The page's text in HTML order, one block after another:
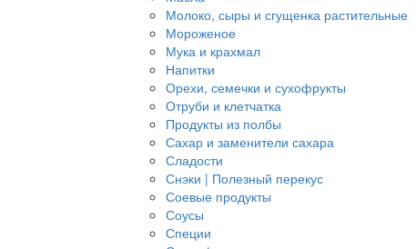
Молоко, сыры и сгущенка растительные
Мороженое
Мука и крахмал
Напитки
Орехи, семечки и сухофрукты
Отруби и клетчатка
Продукты из полбы
Сахар и заменители сахара
Сладости
Снэки | Полезный перекус
Соевые продукты
Соусы
Специи